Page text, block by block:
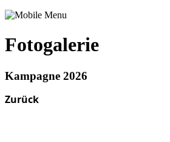
Fotogalerie
Kampagne 2026
Zurück